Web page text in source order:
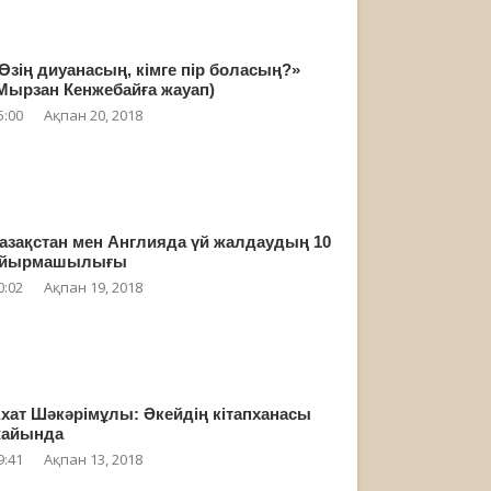
диуанасың, кімге пір боласың?»
Кенжебайға жауап)
Ақпан 20, 2018
мен Англияда үй жалдаудың 10
Ақпан 19, 2018
Шәкәрімұлы: Әкейдің кітапханасы
Ақпан 13, 2018